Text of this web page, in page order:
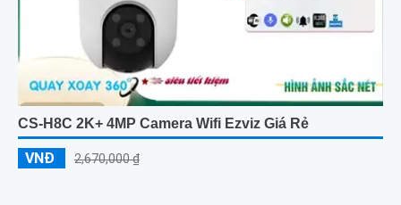
CS-H8C 2K+ 4MP Camera Wifi Ezviz Giá Rẻ
VNĐ 2,670,000 ₫